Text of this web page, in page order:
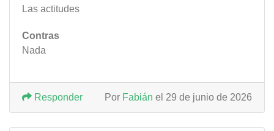
Las actitudes
Contras
Nada
Por Fabián el 29 de junio de 2026
Responder